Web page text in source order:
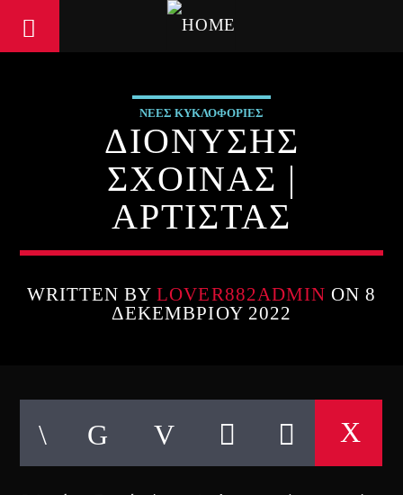
ΝΕΕΣ ΚΥΚΛΟΦΟΡΙΕΣ
ΔΙΟΝΥΣΗΣ
ΣΧΟΙΝΑΣ |
ΑΡΤΙΣΤΑΣ
WRITTEN BYLOVER882ADMIN ON 8
ΔΕΚΕΜΒΡΊΟΥ 2022